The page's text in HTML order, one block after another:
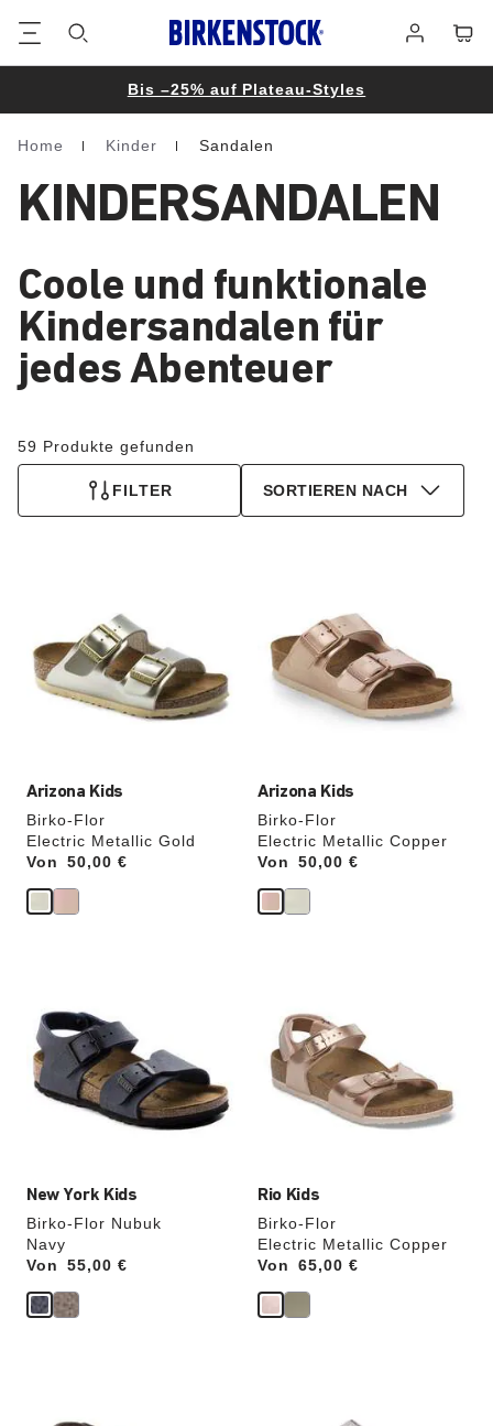
Bis –25% auf Plateau-Styles
Homepage
Home Kinder Sandalen
KINDERSANDALEN
Coole und funktionale
Kindersandalen für
jedes Abenteuer
59 Produkte gefunden
FILTER SORTIEREN NACH
Arizona Kids
Birko-Flor
Electric Metallic Gold
Von
Price:50,00 €
werden
die
Produktbilder
aktualisiert.
Arizona Kids
Birko-Flor
Electric Metallic Copper
Von
Price:50,00 €
Farben
werden
die
Produktbilder
aktualisiert.
New York Kids
Birko-Flor Nubuk
Navy
Von
Price:55,00 €
der
Farben
werden
die
Produktbilder
aktualisiert.
Rio Kids
Birko-Flor
Electric Metallic Copper
Von
Price:65,00 €
Farben
werden
die
Produktbilder
aktualisiert.